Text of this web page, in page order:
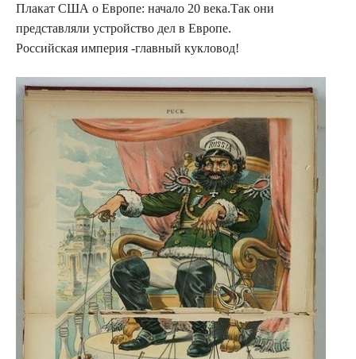
Плакат США о Европе: начало 20 века.Так они
представляли устройство дел в Европе.
Российская империя -главный кукловод!